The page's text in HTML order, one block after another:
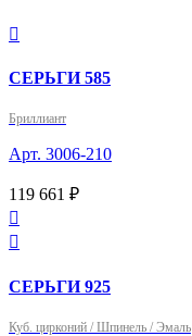

СЕРЬГИ 585
Бриллиант
Арт. 3006-210
119 661 ₽


СЕРЬГИ 925
Куб. цирконий / Шпинель / Эмаль